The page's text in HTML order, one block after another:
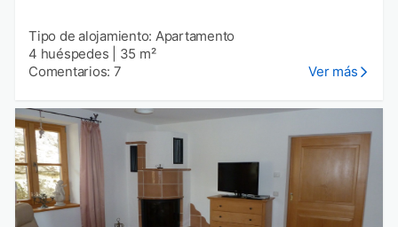
Tipo de alojamiento: Apartamento
4 huéspedes
35 m²
Comentarios: 7
Ver más